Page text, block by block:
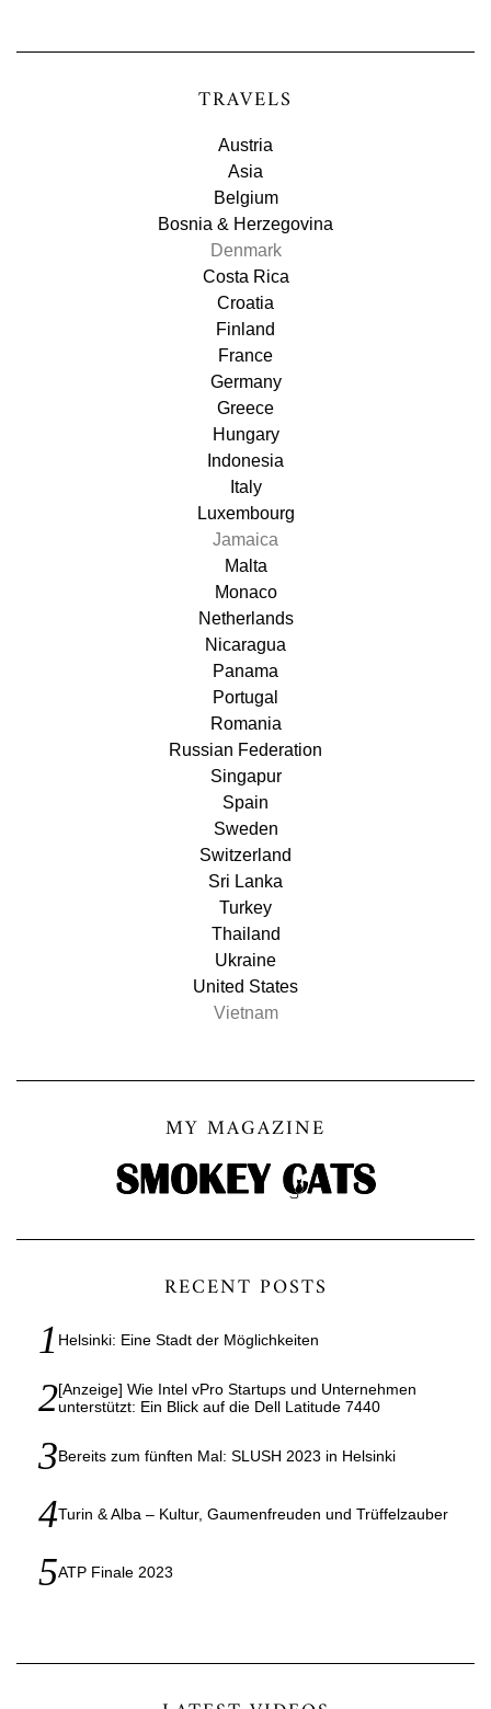
TRAVELS
Austria
Asia
Belgium
Bosnia & Herzegovina
Denmark
Costa Rica
Croatia
Finland
France
Germany
Greece
Hungary
Indonesia
Italy
Luxembourg
Jamaica
Malta
Monaco
Netherlands
Nicaragua
Panama
Portugal
Romania
Russian Federation
Singapur
Spain
Sweden
Switzerland
Sri Lanka
Turkey
Thailand
Ukraine
United States
Vietnam
MY MAGAZINE
RECENT POSTS
Helsinki: Eine Stadt der Möglichkeiten
[Anzeige] Wie Intel vPro Startups und Unternehmen
unterstützt: Ein Blick auf die Dell Latitude 7440
Bereits zum fünften Mal: SLUSH 2023 in Helsinki
Turin & Alba – Kultur, Gaumenfreuden und Trüffelzauber
ATP Finale 2023